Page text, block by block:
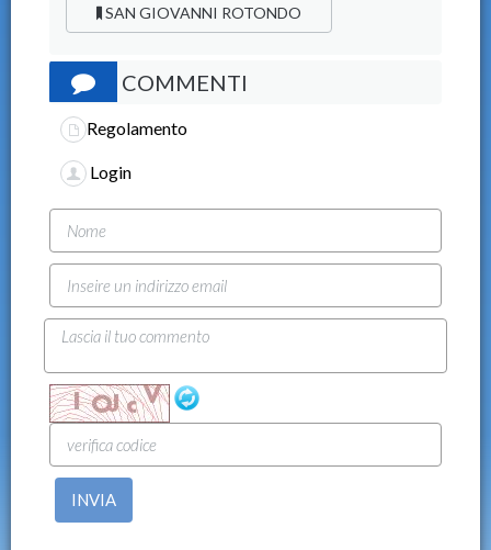
SAN GIOVANNI ROTONDO
COMMENTI
Regolamento
Login
INVIA